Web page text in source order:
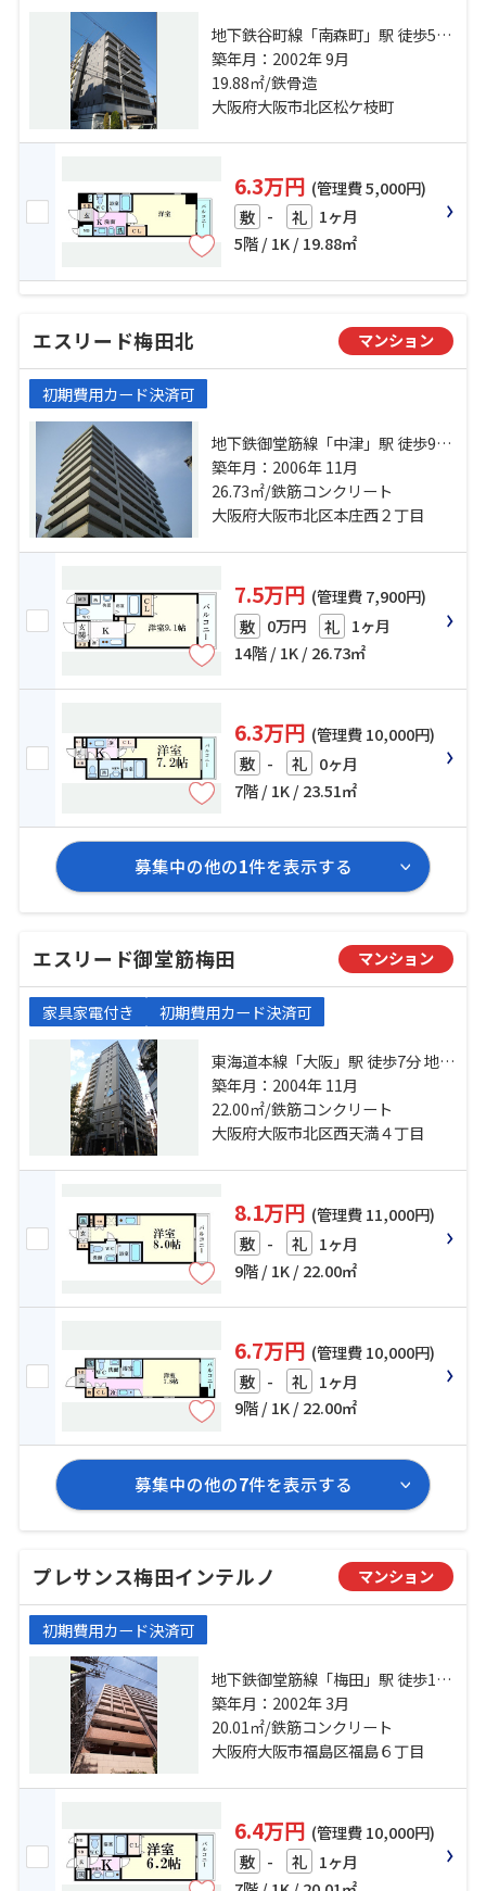
地下鉄谷町線「南森町」駅 徒歩5分
地下鉄堺筋線「天神橋筋六丁目」
駅 徒歩15分 地下鉄御堂筋線「梅
田」駅 徒歩17分
築年月：2002年 9月
19.88㎡/鉄骨造
大阪府大阪市北区松ケ枝町
6.3万円 (管理費 5,000円)
敷 - 礼 1ヶ月
5階 / 1K / 19.88㎡
エスリード梅田北 マンション
初期費用カード決済可
地下鉄御堂筋線「中津」駅 徒歩9分
阪急京都本線「大阪梅田」駅 徒歩
19分 地下鉄谷町線「中崎町」駅 徒
歩10分
築年月：2006年 11月
26.73㎡/鉄筋コンクリート
大阪府大阪市北区本庄西２丁目
7.5万円 (管理費 7,900円)
敷 0万円 礼 1ヶ月
14階 / 1K / 26.73㎡
6.3万円 (管理費 10,000円)
敷 - 礼 0ヶ月
7階 / 1K / 23.51㎡
募集中の他の1件を表示する
エスリード御堂筋梅田 マンション
家具家電付き 初期費用カード決済可
東海道本線「大阪」駅 徒歩7分 地下
鉄御堂筋線「梅田」駅 徒歩7分 地下
鉄御堂筋線「淀屋橋」駅 徒歩7分
築年月：2004年 11月
22.00㎡/鉄筋コンクリート
大阪府大阪市北区西天満４丁目
8.1万円 (管理費 11,000円)
敷 - 礼 1ヶ月
9階 / 1K / 22.00㎡
6.7万円 (管理費 10,000円)
敷 - 礼 1ヶ月
9階 / 1K / 22.00㎡
募集中の他の7件を表示する
プレサンス梅田インテルノ マンション
初期費用カード決済可
地下鉄御堂筋線「梅田」駅 徒歩10
分 大阪環状線「大阪」駅 徒歩9分
大阪環状線「福島」駅 徒歩4分
築年月：2002年 3月
20.01㎡/鉄筋コンクリート
大阪府大阪市福島区福島６丁目
6.4万円 (管理費 10,000円)
敷 - 礼 1ヶ月